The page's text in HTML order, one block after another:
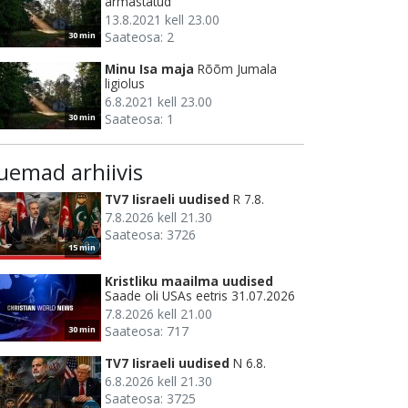
30 min
13.8.2021 kell 23.00
Saateosa: 2
30 min
Minu Isa maja Rõõm Jumala
ligiolus
6.8.2021 kell 23.00
Saateosa: 1
arhiivis
15 min
TV7 Iisraeli uudised R 7.8.
7.8.2026 kell 21.30
Saateosa: 3726
30 min
Kristliku maailma uudised
Saade oli USAs eetris 31.07.2026
7.8.2026 kell 21.00
Saateosa: 717
TV7 Iisraeli uudised N 6.8.
6.8.2026 kell 21.30
Saateosa: 3725